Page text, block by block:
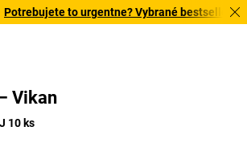
to urgentne? Vybrané bestsellery
Vikan
10 ks